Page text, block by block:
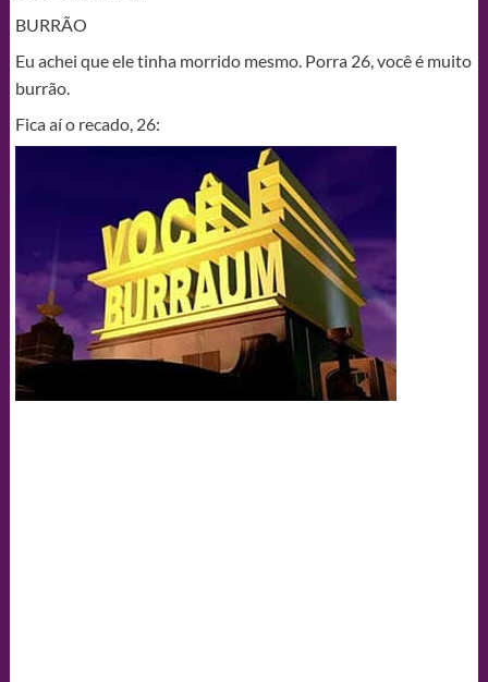
BURRÃO
Eu achei que ele tinha morrido mesmo. Porra 26, você é muito
burrão.
Fica aí o recado, 26: